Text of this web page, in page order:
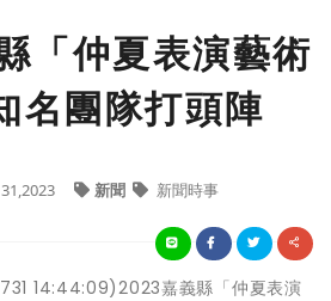
「仲夏表演藝術
名團隊打頭陣
新聞 新聞時事
14:44:09)2023嘉義縣「仲夏表演